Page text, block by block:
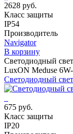
2628 руб.
Класс защиты
IP54
Производитель
Navigator
В корзину
Светодиодный
LuxON Meduse
Светодиодный
675 руб.
Класс защиты
IP20